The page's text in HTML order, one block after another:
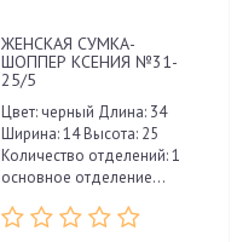
ЖЕНСКАЯ СУМКА-
ШОППЕР КСЕНИЯ №31-
25/5
Цвет: черный Длина: 34
Ширина: 14 Высота: 25
Количество отделений: 1
основное отделение...